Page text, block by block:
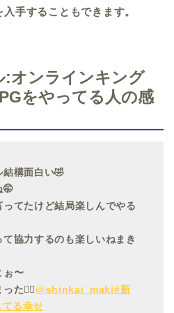
手することもできます。
:オンラインキング
をやってる人の感
結構面白い🤣
🤭
てたけど結局楽しんでやる
協力するのも楽しいねまき
ぉ〜
た🦸‍♀️ @shinkai_maki#新
る幸せ